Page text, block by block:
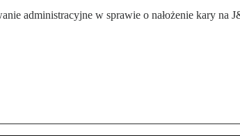
administracyjne w sprawie o nałożenie kary